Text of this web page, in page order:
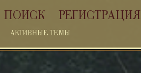
ПОИСК РЕГИСТРАЦИЯ
АКТИВНЫЕ ТЕМЫ